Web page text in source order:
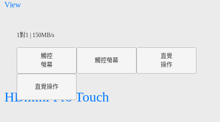
View
1對1 | 150MB/s
觸控
螢幕
觸控螢幕
直覺
操作
直覺操作
HDmini Pro Touch